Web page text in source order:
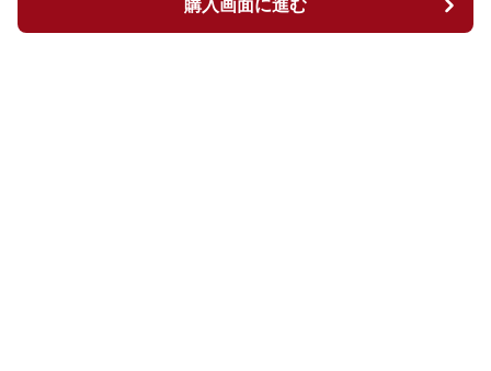
購入画面に進む
購入画面に進む